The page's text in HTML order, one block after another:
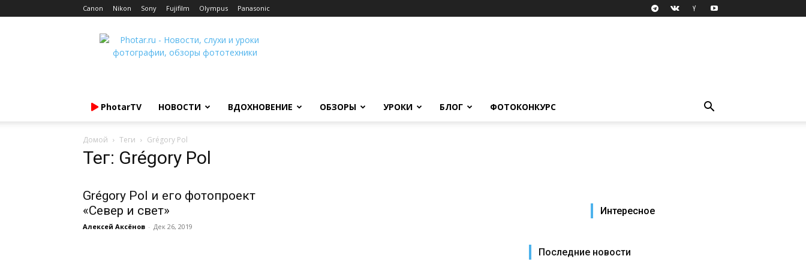
Canon Nikon Sony Fujifilm Olympus Panasonic
Photar.ru
PhotarTV НОВОСТИ ВДОХНОВЕНИЕ ОБЗОРЫ УРОКИ БЛОГ ФОТОКОНКУРС
Домой Теги Grégory Pol
Тег: Grégory Pol
Grégory Pol и его фотопроект
«Север и свет»
Алексей Аксёнов - Дек 26, 2019
Интересное
Последние новости